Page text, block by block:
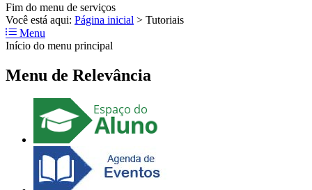
Fim do menu de serviços
Você está aqui: Página inicial > Tutoriais
Menu
Início do menu principal
Menu de Relevância